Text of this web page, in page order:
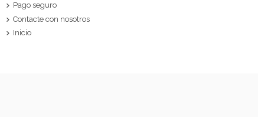
Pago seguro
Contacte con nosotros
Inicio